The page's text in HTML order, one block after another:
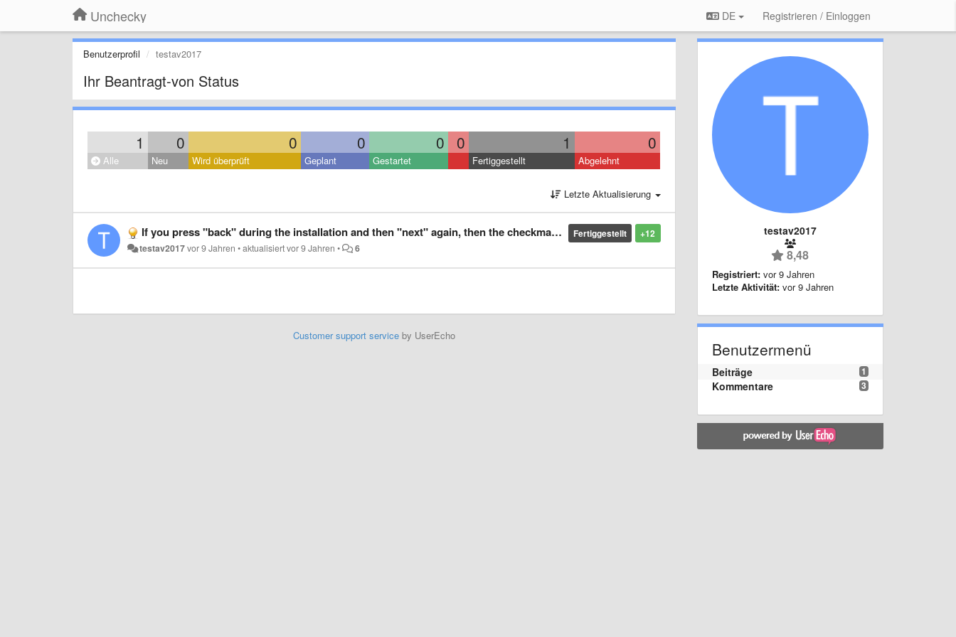
Unchecky DE Registrieren / Einloggen
Benutzerprofil testav2017
Ihr Beantragt-von Status
1 0 0 0 0 0 1 0
Alle Neu Wird überprüft Geplant Gestartet Fertiggestellt Abgelehnt
Letzte Aktualisierung
+12
Fertiggestellt
If you press "back" during the installation and then "next" again, then the checkmarks will be installed in the opposite direction.
testav2017vor 9 Jahren •aktualisiertvor 9 Jahren • 6
Customer support serviceby UserEcho
testav2017
8,48
Registriert: vor 9 Jahren
Letzte Aktivität: vor 9 Jahren
Benutzermenü
1
Beiträge
3
Kommentare